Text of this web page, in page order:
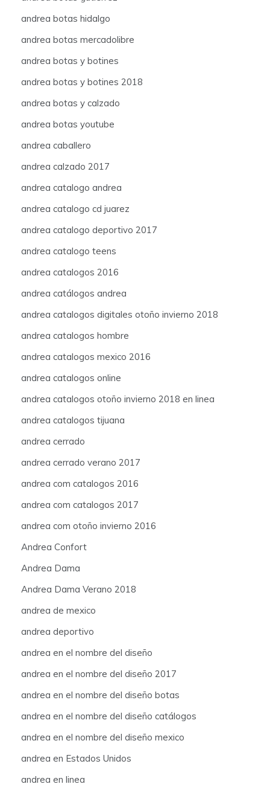
andrea botas hidalgo
andrea botas mercadolibre
andrea botas y botines
andrea botas y botines 2018
andrea botas y calzado
andrea botas youtube
andrea caballero
andrea calzado 2017
andrea catalogo andrea
andrea catalogo cd juarez
andrea catalogo deportivo 2017
andrea catalogo teens
andrea catalogos 2016
andrea catálogos andrea
andrea catalogos digitales otoño invierno 2018
andrea catalogos hombre
andrea catalogos mexico 2016
andrea catalogos online
andrea catalogos otoño invierno 2018 en linea
andrea catalogos tijuana
andrea cerrado
andrea cerrado verano 2017
andrea com catalogos 2016
andrea com catalogos 2017
andrea com otoño invierno 2016
Andrea Confort
Andrea Dama
Andrea Dama Verano 2018
andrea de mexico
andrea deportivo
andrea en el nombre del diseño
andrea en el nombre del diseño 2017
andrea en el nombre del diseño botas
andrea en el nombre del diseño catálogos
andrea en el nombre del diseño mexico
andrea en Estados Unidos
andrea en linea